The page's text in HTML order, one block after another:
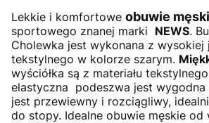
Lekkie i komfortowe obuwie
sportowego znanej marki NEWS.
Cholewka jest wykonana z wysokiej
tekstylnego w kolorze szarym.
wyściółka są z materiału
elastyczna podeszwa jest wygodna
jest przewiewny i rozciągliwy,
do stopy. Idealne obuwie męskie od